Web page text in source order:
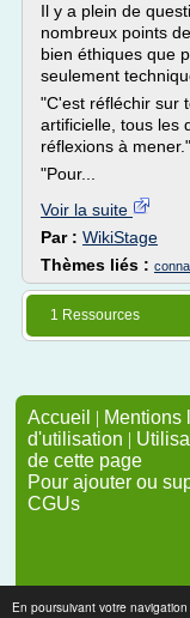
En poursuivant votre
Il y a plein de
nombreux points
bien éthiques que
seulement
"C'est réfléchir sur
artificielle, tous les
réflexions à mener."
"Pour...
Voir la suite
Par : WikiStage
Thèmes liés :
1 Ressources
Accueil | Mentions
d'utilisation |
de cette page
Pour ajouter ou
CGUs